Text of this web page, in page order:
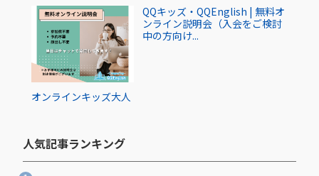
オンラインキッズ大人
QQキッズ・QQEnglish | 無料オ
ンライン説明会（入会をご検討
中の方向け...
人気記事ランキング​